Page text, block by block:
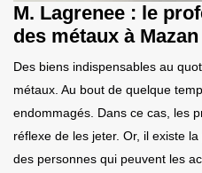
M. Lagrenee : le
des métaux à
Des biens indispensables au
métaux. Au bout de quelque
endommagés. Dans ce cas, les
réflexe de les jeter. Or, il existe
des personnes qui peuvent les